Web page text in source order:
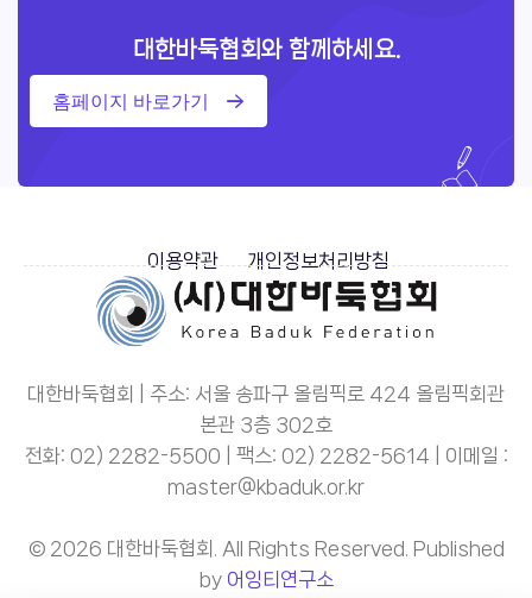
대한바둑협회와 함께하세요.
홈페이지 바로가기
이용약관 개인정보처리방침
대한바둑협회 | 주소: 서울 송파구 올림픽로 424 올림픽회관
본관 3층 302호
전화: 02) 2282-5500 | 팩스: 02) 2282-5614 | 이메일 :
master@kbaduk.or.kr
© 2026 대한바둑협회. All Rights Reserved. Published
by 어잉티연구소